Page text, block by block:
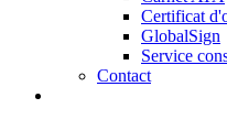
Certificat
GlobalSign
Service
Contact